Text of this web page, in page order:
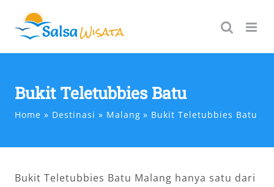
content
Bukit Teletubbies Batu
Home Destinasi Malang Bukit Teletubbies Batu
Bukit Teletubbies Batu Malang hanya satu dari